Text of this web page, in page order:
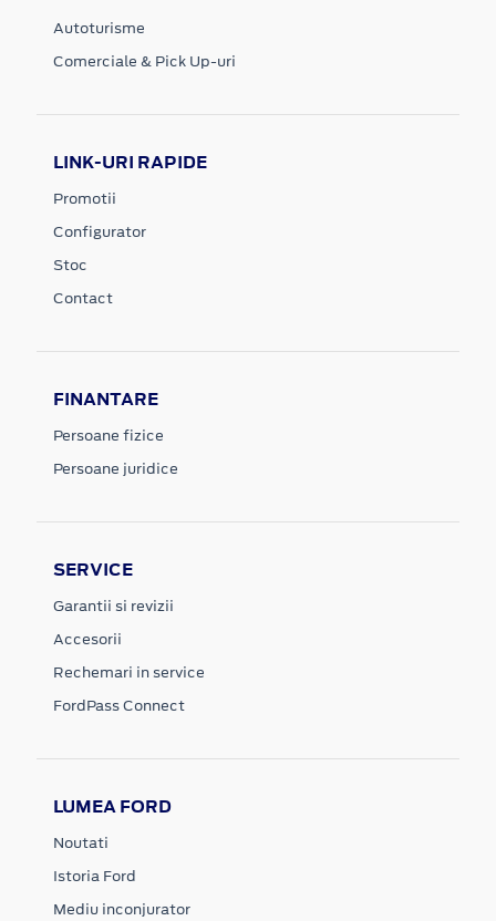
Autoturisme
Comerciale & Pick Up-uri
LINK-URI RAPIDE
Promotii
Configurator
Stoc
Contact
FINANTARE
Persoane fizice
Persoane juridice
SERVICE
Garantii si revizii
Accesorii
Rechemari in service
FordPass Connect
LUMEA FORD
Noutati
Istoria Ford
Mediu inconjurator